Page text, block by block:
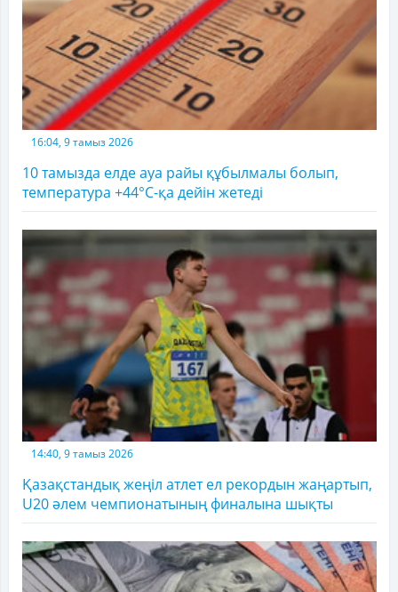
16:04, 9 тамыз 2026
10 тамызда елде ауа райы құбылмалы болып,
температура +44°C-қа дейін жетеді
14:40, 9 тамыз 2026
Қазақстандық жеңіл атлет ел рекордын жаңартып,
U20 әлем чемпионатының финалына шықты